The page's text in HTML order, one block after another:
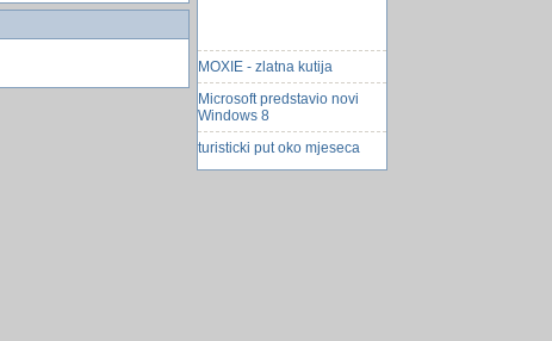
MOXIE - zlatna kutija
Microsoft predstavio novi
Windows 8
turisticki put oko mjeseca
Rover otkrio slanu vodu na